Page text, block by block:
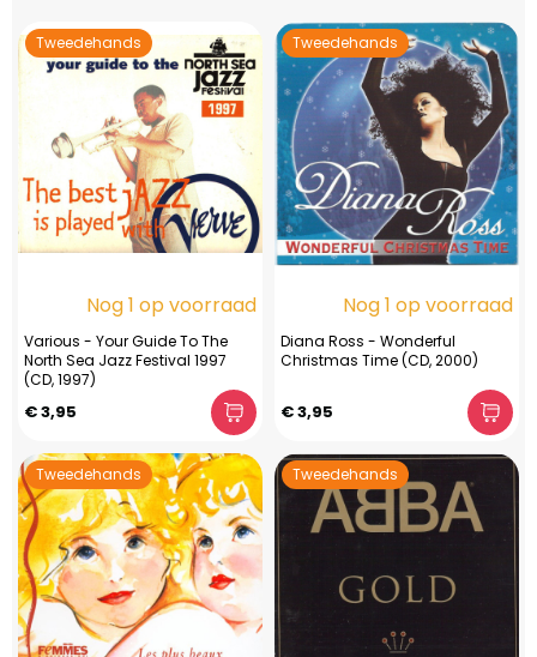
Tweedehands
Nog 1 op voorraad
Various - Your Guide To The
North Sea Jazz Festival 1997
(CD, 1997)
€ 3,95
Tweedehands
Nog 1 op voorraad
Diana Ross - Wonderful
Christmas Time (CD, 2000)
€ 3,95
Tweedehands Tweedehands